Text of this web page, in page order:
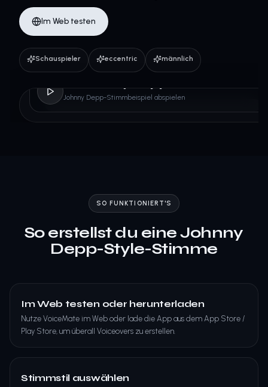
Im Web testen
Schauspieler eccentric männlich
Johnny Depp-Stimmbeispiel abspielen
SO FUNKTIONIERT'S
So erstellst du eine Johnny
Depp-Style-Stimme
Im Web testen oder herunterladen
Nutze VoiceMate im Web oder lade die App aus dem App Store /
Play Store, um überall Voiceovers zu erstellen.
Stimmstil auswählen